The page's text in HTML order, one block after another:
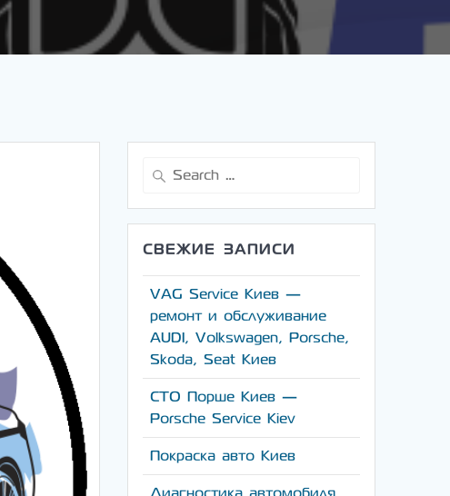
Search
СВЕЖИЕ ЗАПИСИ
VAG Service Киев —
ремонт и обслуживание
AUDI, Volkswagen, Porsche,
Skoda, Seat Киев
СТО Порше Киев —
Porsche Service Kiev
Покраска авто Киев